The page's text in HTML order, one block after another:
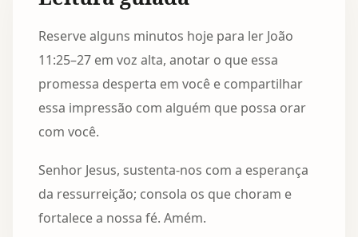
Reserve alguns minutos hoje para ler João
11:25–27 em voz alta, anotar o que essa
promessa desperta em você e compartilhar
essa impressão com alguém que possa orar
com você.
Senhor Jesus, sustenta-nos com a esperança
da ressurreição; consola os que choram e
fortalece a nossa fé. Amém.